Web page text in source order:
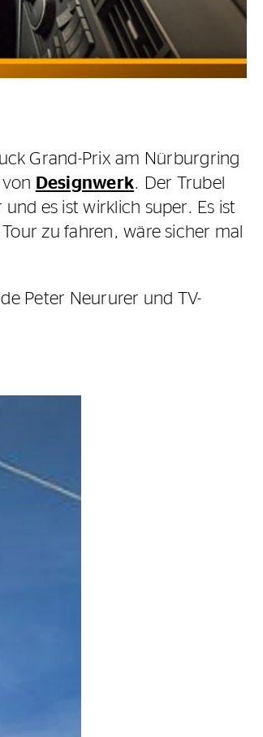
Grand-Prix am Nürburgring
Designwerk. Der Trubel
es ist wirklich super. Es ist
zu fahren, wäre sicher mal
Peter Neururer und TV-